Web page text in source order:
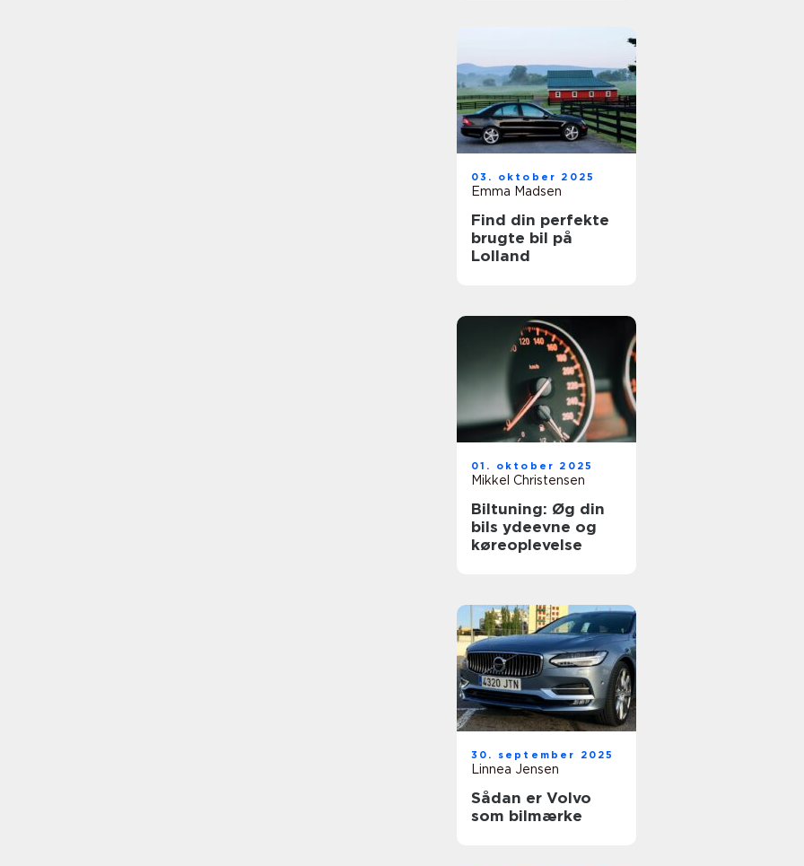
03. oktober 2025
Emma Madsen
Find din perfekte
brugte bil på
Lolland
01. oktober 2025
Mikkel Christensen
Biltuning: Øg din
bils ydeevne og
køreoplevelse
30. september 2025
Linnea Jensen
Sådan er Volvo
som bilmærke